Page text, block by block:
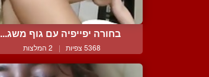
בחורה יפייפיה עם גוף משג...
5368 צפיות | 2 המלצות